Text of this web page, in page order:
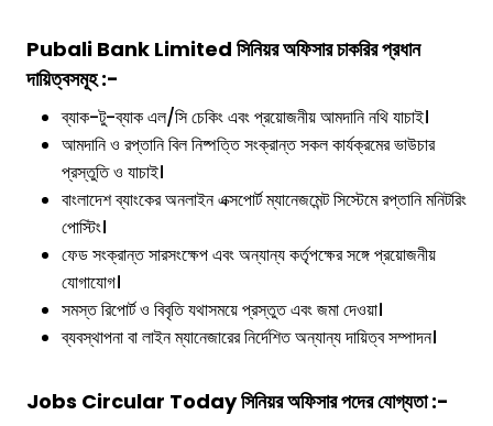
Pubali Bank Limited সিনিয়র অফিসারচাকরির প্রধান
দায়িত্বসমূহ :-
ব্যাক-টু-ব্যাক এল/সি চেকিং এবং প্রয়োজনীয় আমদানি নথি যাচাই।
আমদানি ও রপ্তানি বিল নিষ্পত্তি সংক্রান্ত সকল কার্যক্রমের ভাউচার
প্রস্তুতি ও যাচাই।
বাংলাদেশ ব্যাংকের অনলাইন এক্সপোর্ট ম্যানেজমেন্ট সিস্টেমে রপ্তানি মনিটরিং
পোস্টিং।
ফেড সংক্রান্ত সারসংক্ষেপ এবং অন্যান্য কর্তৃপক্ষের সঙ্গে প্রয়োজনীয়
যোগাযোগ।
সমস্ত রিপোর্ট ও বিবৃতি যথাসময়ে প্রস্তুত এবং জমা দেওয়া।
ব্যবস্থাপনা বা লাইন ম্যানেজারের নির্দেশিত অন্যান্য দায়িত্ব সম্পাদন।
Jobs Circular Todayসিনিয়র অফিসারপদের যোগ্যতা :-